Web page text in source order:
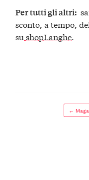
Per tutti gli altri:
sconto, a tempo,
su shopLanghe.
←